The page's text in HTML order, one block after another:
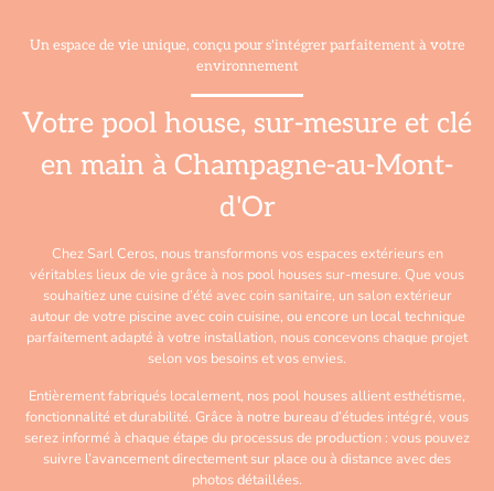
Un espace de vie unique, conçu pour s'intégrer parfaitement à votre
environnement
Votre pool house, sur-mesure et clé
en main à Champagne-au-Mont-
d'Or
Chez Sarl Ceros, nous transformons vos espaces extérieurs en
véritables lieux de vie grâce à nos pool houses sur-mesure. Que vous
souhaitiez une cuisine d’été avec coin sanitaire, un salon extérieur
autour de votre piscine avec coin cuisine, ou encore un local technique
parfaitement adapté à votre installation, nous concevons chaque projet
selon vos besoins et vos envies.
Entièrement fabriqués localement, nos pool houses allient esthétisme,
fonctionnalité et durabilité. Grâce à notre bureau d’études intégré, vous
serez informé à chaque étape du processus de production : vous pouvez
suivre l’avancement directement sur place ou à distance avec des
photos détaillées.